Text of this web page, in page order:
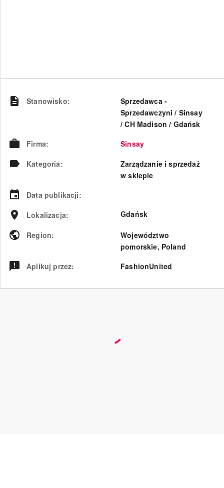
Stanowisko:
Sprzedawca -
Sprzedawczyni / Sinsay
/ CH Madison / Gdańsk​
Firma:
Sinsay
Kategoria:
Zarządzanie i sprzedaż
w sklepie
Data publikacji:
Lokalizacja: Gdańsk
Region:
Województwo
pomorskie, Poland
Aplikuj przez: FashionUnited